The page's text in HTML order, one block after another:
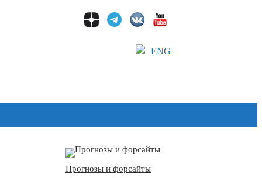
ENG
Прогнозы и форсайты